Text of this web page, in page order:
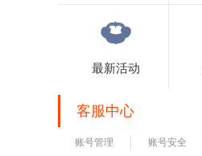
最新活动
客服中心
账号管理 账号安全